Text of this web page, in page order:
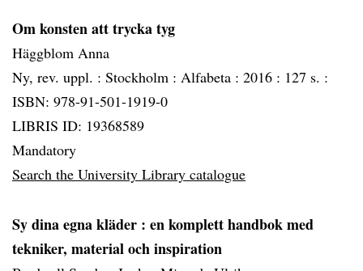
Om konsten att trycka tyg
Häggblom Anna
Ny, rev. uppl. : Stockholm : Alfabeta : 2016 : 127 s. :
ISBN: 978-91-501-1919-0
LIBRIS ID: 19368589
Mandatory
Search the University Library catalogue
Sy dina egna kläder : en komplett handbok med
tekniker, material och inspiration